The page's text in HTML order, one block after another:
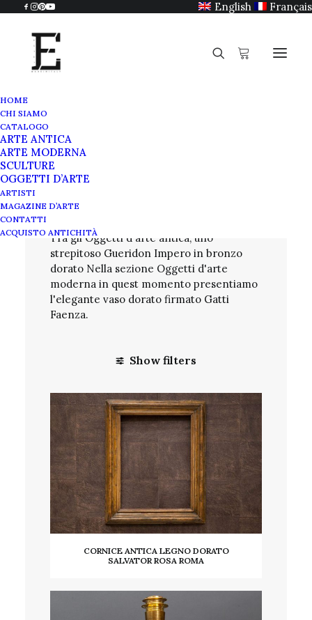
English Français
HOME
CHI SIAMO
CATALOGO
ARTE ANTICA
ARTE MODERNA
SCULTURE
OGGETTI D’ARTE
ARTISTI
MAGAZINE D’ARTE
CONTATTI
ACQUISTO ANTICHITÀ
Catalogo
Tra gli Oggetti d'arte antica, uno
strepitoso Gueridon Impero in bronzo
dorato Nella sezione Oggetti d'arte
moderna in quest momento presentiamo
l'elegante vaso dorato firmato Gatti
Faenza.
Show filters
LEGGI TUTTO
CORNICE ANTICA LEGNO DORATO
SALVATOR ROSA ROMA